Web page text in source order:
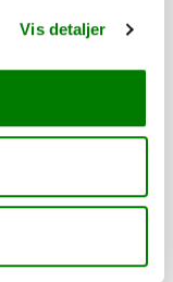
Vis detaljer